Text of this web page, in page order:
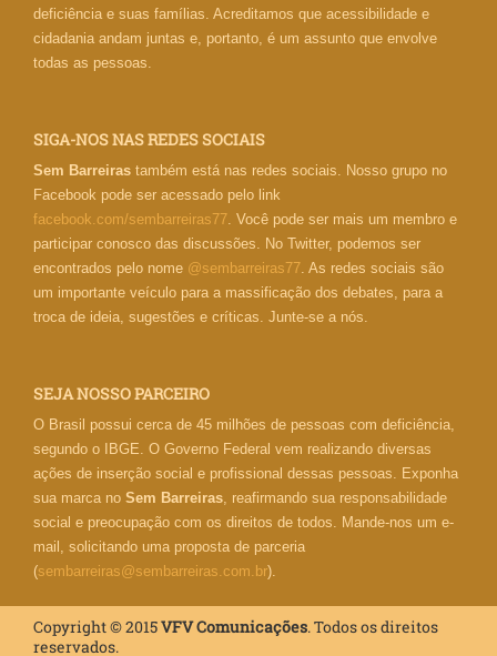
deficiência e suas famílias. Acreditamos que acessibilidade e
cidadania andam juntas e, portanto, é um assunto que envolve
todas as pessoas.
SIGA-NOS NAS REDES SOCIAIS
Sem Barreiras também está nas redes sociais. Nosso grupo no
Facebook pode ser acessado pelo link
facebook.com/sembarreiras77. Você pode ser mais um membro e
participar conosco das discussões. No Twitter, podemos ser
encontrados pelo nome @sembarreiras77. As redes sociais são
um importante veículo para a massificação dos debates, para a
troca de ideia, sugestões e críticas. Junte-se a nós.
SEJA NOSSO PARCEIRO
O Brasil possui cerca de 45 milhões de pessoas com deficiência,
segundo o IBGE. O Governo Federal vem realizando diversas
ações de inserção social e profissional dessas pessoas. Exponha
sua marca no Sem Barreiras, reafirmando sua responsabilidade
social e preocupação com os direitos de todos. Mande-nos um e-
mail, solicitando uma proposta de parceria
(sembarreiras@sembarreiras.com.br).
Copyright © 2015VFV Comunicações. Todos os direitos
reservados.